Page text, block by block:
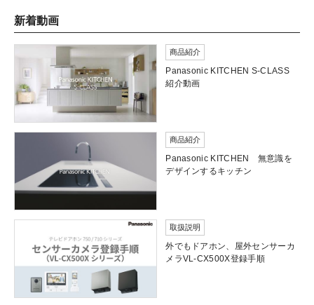
新着動画
商品紹介
Panasonic KITCHEN S-CLASS
紹介動画
商品紹介
Panasonic KITCHEN 無意識を
デザインするキッチン
取扱説明
外でもドアホン、屋外センサーカ
メラVL-CX500X登録手順